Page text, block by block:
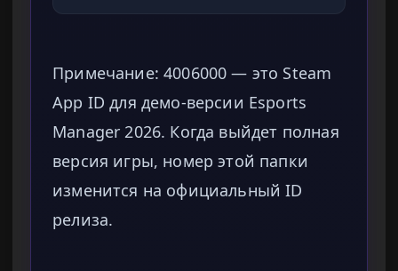
Примечание: 4006000 — это Steam
App ID для демо-версии Esports
Manager 2026. Когда выйдет полная
версия игры, номер этой папки
изменится на официальный ID
релиза.